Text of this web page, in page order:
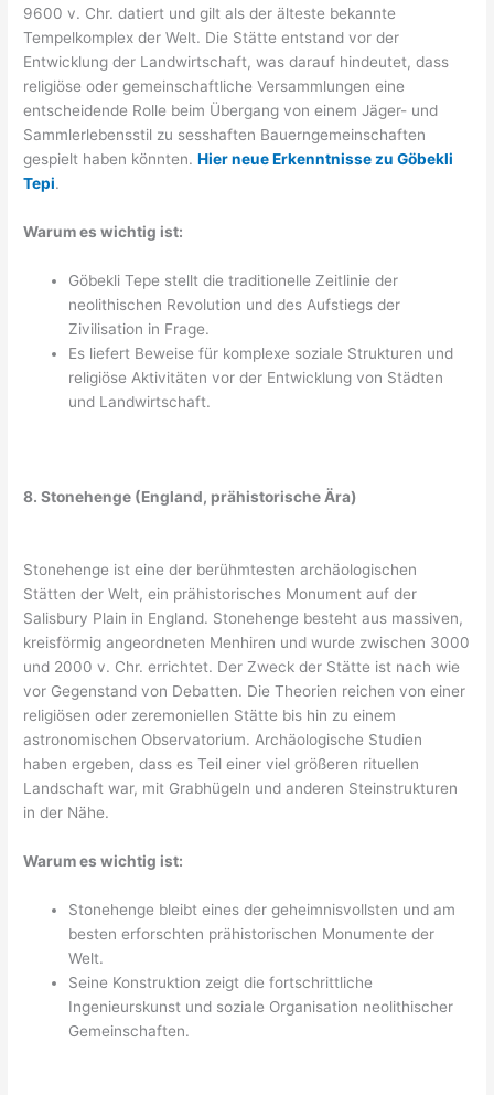
9600 v. Chr. datiert und gilt als der älteste bekannte
Tempelkomplex der Welt. Die Stätte entstand vor der
Entwicklung der Landwirtschaft, was darauf hindeutet, dass
religiöse oder gemeinschaftliche Versammlungen eine
entscheidende Rolle beim Übergang von einem Jäger- und
Sammlerlebensstil zu sesshaften Bauerngemeinschaften
gespielt haben könnten.Hier neue Erkenntnisse zu Göbekli
Tepi.
Warum es wichtig ist:
Göbekli Tepe stellt die traditionelle Zeitlinie der
neolithischen Revolution und des Aufstiegs der
Zivilisation in Frage.
Es liefert Beweise für komplexe soziale Strukturen und
religiöse Aktivitäten vor der Entwicklung von Städten
und Landwirtschaft.
8. Stonehenge (England, prähistorische Ära)
Stonehenge ist eine der berühmtesten archäologischen
Stätten der Welt, ein prähistorisches Monument auf der
Salisbury Plain in England. Stonehenge besteht aus massiven,
kreisförmig angeordneten Menhiren und wurde zwischen 3000
und 2000 v. Chr. errichtet. Der Zweck der Stätte ist nach wie
vor Gegenstand von Debatten. Die Theorien reichen von einer
religiösen oder zeremoniellen Stätte bis hin zu einem
astronomischen Observatorium. Archäologische Studien
haben ergeben, dass es Teil einer viel größeren rituellen
Landschaft war, mit Grabhügeln und anderen Steinstrukturen
in der Nähe.
Warum es wichtig ist:
Stonehenge bleibt eines der geheimnisvollsten und am
besten erforschten prähistorischen Monumente der
Welt.
Seine Konstruktion zeigt die fortschrittliche
Ingenieurskunst und soziale Organisation neolithischer
Gemeinschaften.